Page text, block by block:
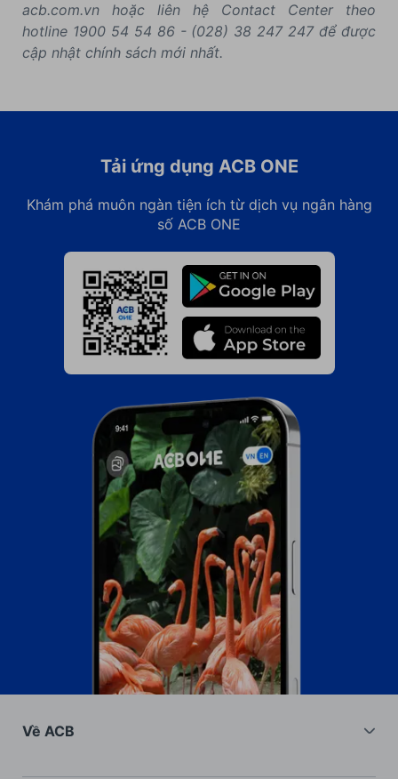
acb.com.vn hoặc liên hệ Contact Center theo
hotline 1900 54 54 86 - (028) 38 247 247 để được
cập nhật chính sách mới nhất.
Tải ứng dụng ACB ONE
Khám phá muôn ngàn tiện ích từ dịch vụ ngân hàng
số ACB ONE
Về ACB